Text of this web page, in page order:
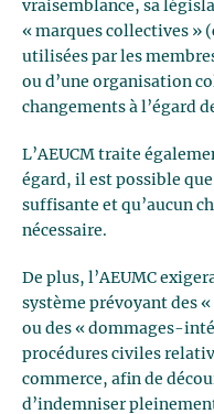
vraisemblance, sa
« marques collectives »
utilisées par les
ou d’une organisation
changements à l’égard
L’AEUCM traite
égard, il est possible
suffisante et qu’aucun
nécessaire.
De plus, l’AEUMC
système prévoyant des
ou des « dommages-
procédures civiles
commerce, afin de
d’indemniser